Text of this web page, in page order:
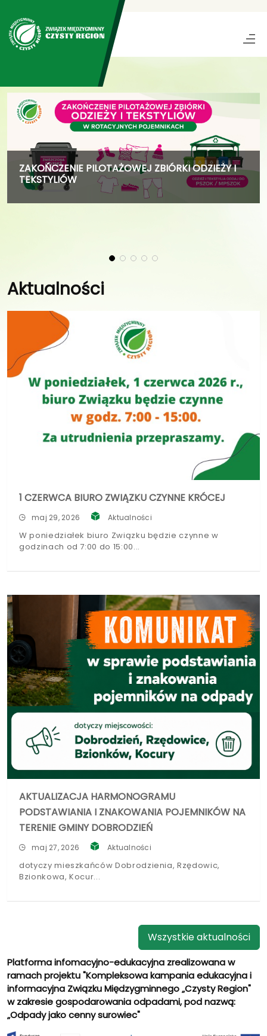
ZAKOŃCZENIE PILOTAŻOWEJ ZBIÓRKI ODZIEŻY I
TEKSTYLIÓW
Aktualności
1 CZERWCA BIURO ZWIĄZKU CZYNNE KRÓCEJ
maj 29, 2026 Aktualności
W poniedziałek biuro Związku będzie czynne w
godzinach od 7:00 do 15:00
AKTUALIZACJA HARMONOGRAMU
PODSTAWIANIA I ZNAKOWANIA POJEMNIKÓW NA
TERENIE GMINY DOBRODZIEŃ
maj 27, 2026 Aktualności
dotyczy mieszkańców Dobrodzienia, Rzędowic,
Bzionkowa, Kocur
Wszystkie aktualności
Platforma infomacyjno-edukacyjna zrealizowana w
ramach projektu "Kompleksowa kampania edukacyjna i
informacyjna Związku Międzygminnego „Czysty Region"
w zakresie gospodarowania odpadami, pod nazwą:
„Odpady jako cenny surowiec"